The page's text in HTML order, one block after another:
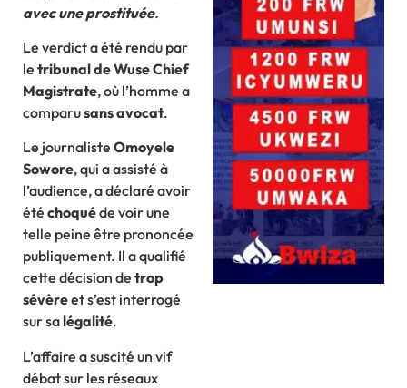
avec une prostituée.
Le verdict a été rendu par
le tribunal de Wuse Chief
Magistrate, où l’homme a
comparusans avocat.
Le journaliste Omoyele
Sowore, qui a assisté à
l’audience, a déclaré avoir
été choquéde voir une
telle peine être prononcée
publiquement. Il a qualifié
cette décision de trop
sévèreet s’est interrogé
sur salégalité.
L’affaire a suscité un vif
débat sur les réseaux